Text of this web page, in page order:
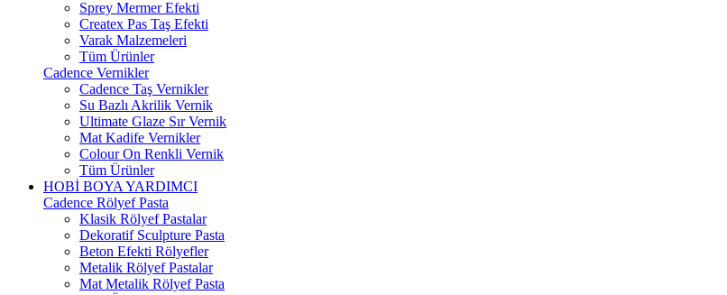
Sprey Mermer Efekti
Createx Pas Taş Efekti
Varak Malzemeleri
Tüm Ürünler
Cadence Vernikler
Cadence Taş Vernikler
Su Bazlı Akrilik Vernik
Ultimate Glaze Sır Vernik
Mat Kadife Vernikler
Colour On Renkli Vernik
Tüm Ürünler
HOBİ BOYA YARDIMCI
Cadence Rölyef Pasta
Klasik Rölyef Pastalar
Dekoratif Sculpture Pasta
Beton Efekti Rölyefler
Metalik Rölyef Pastalar
Mat Metalik Rölyef Pasta